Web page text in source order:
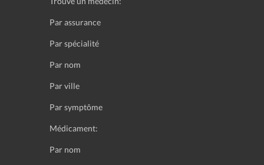
Par assurance
Par spécialité
Par nom
Par ville
Par symptôme
Médicament:
Par nom